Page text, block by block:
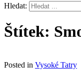
Hledat:
Štítek:
Posted in Vysoké Tatry